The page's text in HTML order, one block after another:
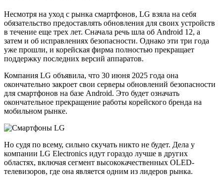
Несмотря на уход с рынка смартфонов, LG взяла на себя
обязательство предоставлять обновления для своих устройств
в течение еще трех лет. Сначала речь шла об Android 12, а
затем и об исправлениях безопасности. Однако эти три года
уже прошли, и корейская фирма полностью прекращает
поддержку последних версий аппаратов.
Компания LG объявила, что 30 июня 2025 года она
окончательно закроет свои серверы обновлений безопасности
для смартфонов на базе Android. Это будет означать
окончательное прекращение работы корейского бренда на
мобильном рынке.
Но судя по всему, сильно скучать никто не будет. Дела у
компании LG Electronics идут гораздо лучше в других
областях, включая сегмент высококачественных OLED-
телевизоров, где она является одним из лидеров рынка.